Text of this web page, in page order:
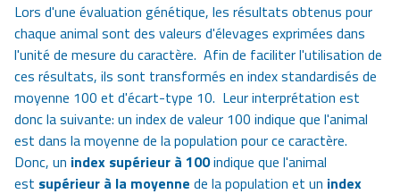
Lors d'une évaluation génétique, les résultats obtenus pour
chaque animal sont des valeurs d'élevages exprimées dans
l'unité de mesure du caractère. Afin de faciliter l'utilisation de
ces résultats, ils sont transformés en index standardisés de
moyenne 100 et d'écart-type 10. Leur interprétation est
donc la suivante: un index de valeur 100 indique que l'animal
est dans la moyenne de la population pour ce caractère.
Donc, un index supérieur à 100indique que l'animal
est supérieur à la moyenne de la population et un index